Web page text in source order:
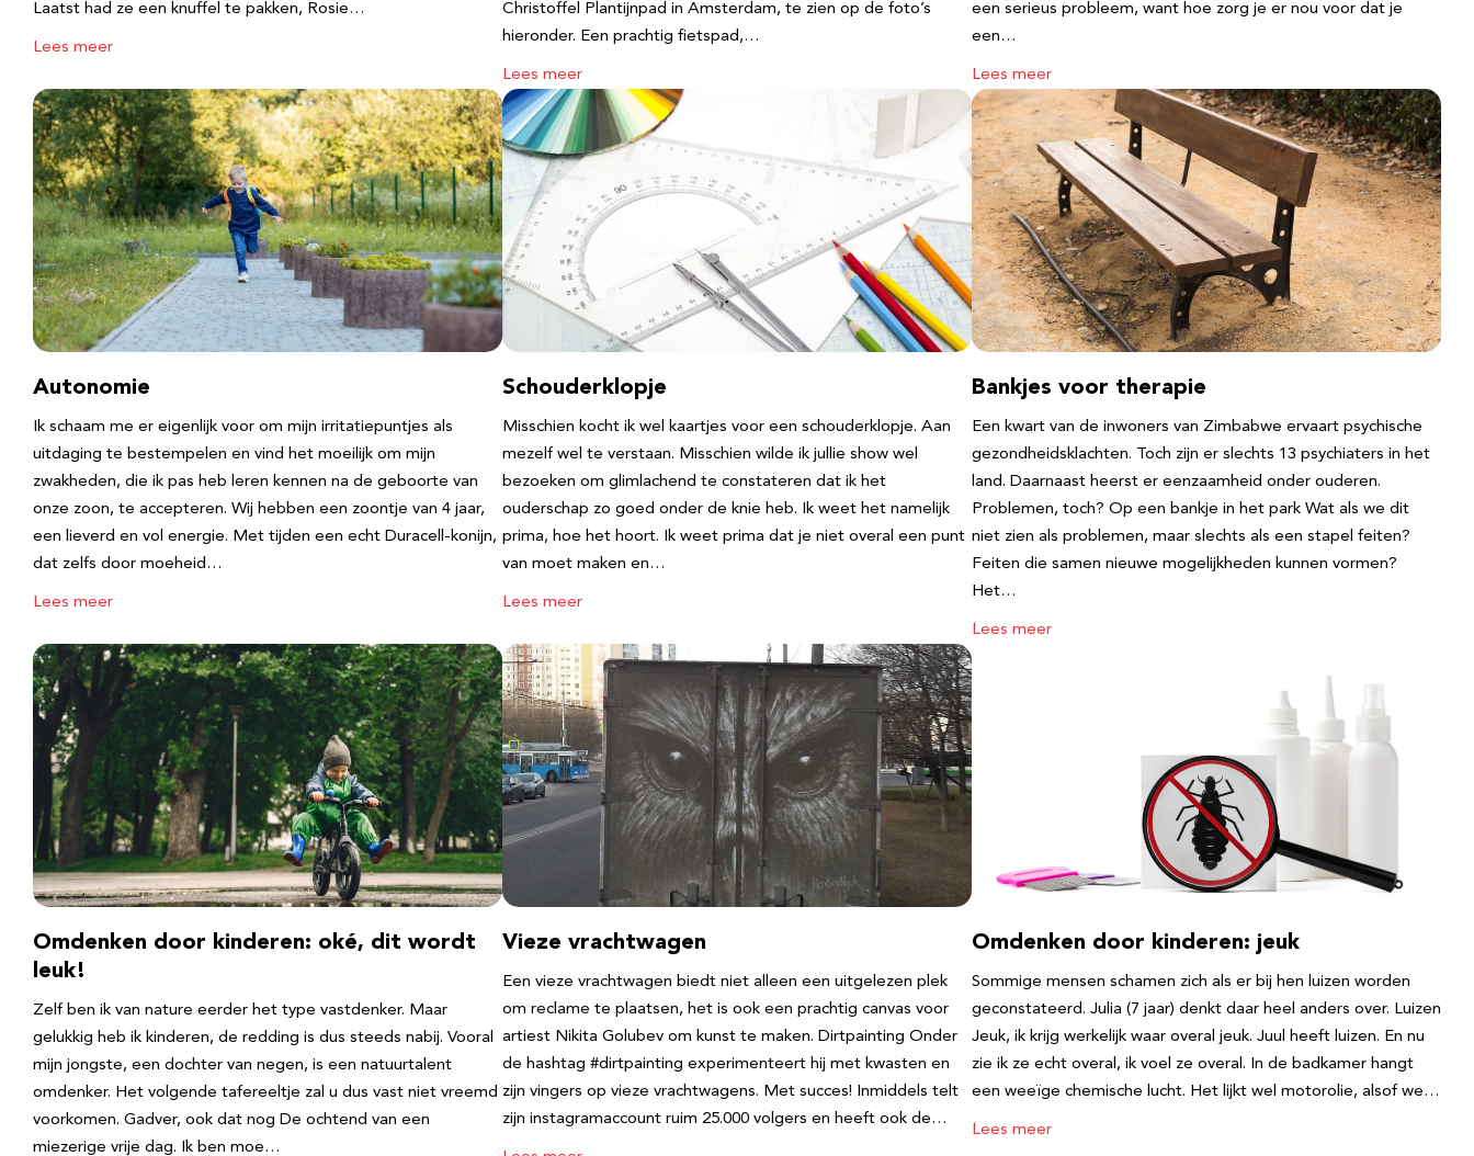
Laatst had ze een knuffel te pakken, Rosie…
Lees meer
Christoffel Plantijnpad in Amsterdam, te zien op de foto’s
hieronder. Een prachtig fietspad,…
Lees meer
een serieus probleem, want hoe zorg je er nou voor dat je
een…
Lees meer
Autonomie
Ik schaam me er eigenlijk voor om mijn irritatiepuntjes als
uitdaging te bestempelen en vind het moeilijk om mijn
zwakheden, die ik pas heb leren kennen na de geboorte van
onze zoon, te accepteren. Wij hebben een zoontje van 4 jaar,
een lieverd en vol energie. Met tijden een echt Duracell-konijn,
dat zelfs door moeheid…
Lees meer
Schouderklopje
Misschien kocht ik wel kaartjes voor een schouderklopje. Aan
mezelf wel te verstaan. Misschien wilde ik jullie show wel
bezoeken om glimlachend te constateren dat ik het
ouderschap zo goed onder de knie heb. Ik weet het namelijk
prima, hoe het hoort. Ik weet prima dat je niet overal een punt
van moet maken en…
Lees meer
Bankjes voor therapie
Een kwart van de inwoners van Zimbabwe ervaart psychische
gezondheidsklachten. Toch zijn er slechts 13 psychiaters in het
land. Daarnaast heerst er eenzaamheid onder ouderen.
Problemen, toch? Op een bankje in het park Wat als we dit
niet zien als problemen, maar slechts als een stapel feiten?
Feiten die samen nieuwe mogelijkheden kunnen vormen?
Het…
Lees meer
Omdenken door kinderen: oké, dit wordt
leuk!
Zelf ben ik van nature eerder het type vastdenker. Maar
gelukkig heb ik kinderen, de redding is dus steeds nabij. Vooral
mijn jongste, een dochter van negen, is een natuurtalent
omdenker. Het volgende tafereeltje zal u dus vast niet vreemd
voorkomen. Gadver, ook dat nog De ochtend van een
miezerige vrije dag. Ik ben moe…
Vieze vrachtwagen
Een vieze vrachtwagen biedt niet alleen een uitgelezen plek
om reclame te plaatsen, het is ook een prachtig canvas voor
artiest Nikita Golubev om kunst te maken. Dirtpainting Onder
de hashtag #dirtpainting experimenteert hij met kwasten en
zijn vingers op vieze vrachtwagens. Met succes! Inmiddels telt
zijn instagramaccount ruim 25.000 volgers en heeft ook de…
Omdenken door kinderen: jeuk
Sommige mensen schamen zich als er bij hen luizen worden
geconstateerd. Julia (7 jaar) denkt daar heel anders over. Luizen
Jeuk, ik krijg werkelijk waar overal jeuk. Juul heeft luizen. En nu
zie ik ze echt overal, ik voel ze overal. In de badkamer hangt
een weeïge chemische lucht. Het lijkt wel motorolie, alsof we…
Lees meer